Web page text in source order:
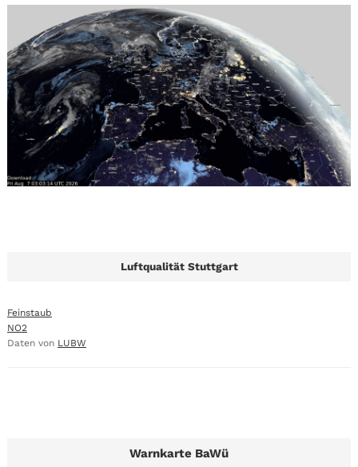
Luftqualität Stuttgart
Feinstaub
NO2
Daten von LUBW
Warnkarte BaWü